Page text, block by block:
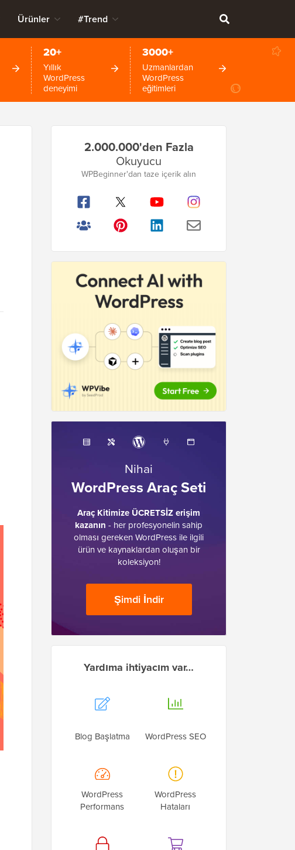
Ürünler #Trend
20+
Yıllık
WordPress
deneyimi
3000+
Uzmanlardan
WordPress
eğitimleri
Kenar
Çubuğu
2.000.000'den Fazla
Okuyucu
WPBeginner'dan taze içerik alın
Nihai
WordPress Araç Seti
Araç Kitimize ÜCRETSİZ erişim
kazanın - her profesyonelin sahip
olması gereken WordPress ile ilgili
ürün ve kaynaklardan oluşan bir
koleksiyon!
Şimdi İndir
Yardıma ihtiyacım var…
Blog Başlatma WordPress SEO
WordPress
Performans
WordPress
Hataları